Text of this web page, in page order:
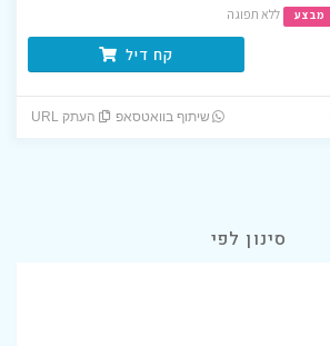
מבצע ללא תפוגה
קח דיל
שיתוף בוואטסאפ העתק URL
סינון לפי